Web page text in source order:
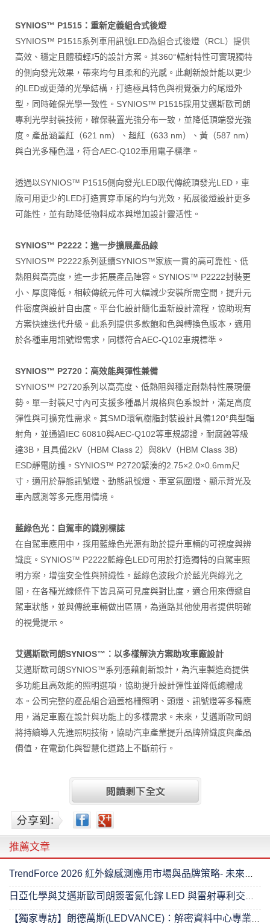
SYNIOS™ P1515：重新定義組合式後燈
SYNIOS™ P1515系列車用訊號LED為組合式後燈（RCL）提供
高效、穩定且體積輕巧的設計方案。其360°輻射特性可實現獨特
的側向發光效果，帶來均勻且柔和的光感。此創新設計能以更少
的LED或更薄的光學結構，打造極具特色與視覺張力的尾燈外
型，同時確保光學一致性。SYNIOS™ P1515採用艾邁斯歐司朗
專利光學封裝技術，確保裝置光強分布一致，並降低頂端發光強
度。產品涵蓋紅（621 nm）、超紅（633 nm）、黃（587 nm）
與白光多種色溫，符合AEC-Q102車用電子標準。
透過以SYNIOS™ P1515側向發光LED取代傳統頂發光LED，車
廠可用更少的LED打造貫穿車尾的均勻光效，拓展後燈設計更多
可能性，並有助降低物料成本與增加設計靈活性。
SYNIOS™ P2222：進一步擴展產品線
SYNIOS™ P2222系列延續SYNIOS™家族一貫的高可靠性、低
熱阻與高亮度，進一步拓展產品陣容。SYNIOS™ P2222封裝更
小、厚度降低，相較傳統元件可大幅減少安裝所需空間，提升元
件密度與設計自由度。平台化設計簡化重新設計流程，協助現有
方案快速迭代升級。此系列提供多款飽和色與轉換色版本，適用
於各種車用訊號燈需求，同樣符合AEC-Q102車規標準。
SYNIOS™ P2720：高效能與彈性兼備
SYNIOS™ P2720系列以高亮度、低熱阻與穩定耐熱特性展現優
勢。單一封裝尺寸內可支援多種晶片規格與色系設計，滿足高度
彈性與可擴充性需求。其SMD環氧樹脂封裝設計具備120°典型輻
射角，並通過IEC 60810與AEC-Q102等車規認證，耐腐蝕等級
達3B，且具備2kV（HBM Class 2）與8kV（HBM Class 3B）
ESD靜電防護。SYNIOS™ P2720緊湊的2.75×2.0×0.6mm尺
寸，適用於靜態訊號燈、動態訊號燈、車室氛圍燈、顯示背光及
車內感測等多元應用情境。
藍綠色光：自駕車的識別標誌
在自駕車應用中，採用藍綠色光源有助於提升車輛的可視度與辨
識度。SYNIOS™ P2222藍綠色LED可用於打造獨特的自駕車照
明方案，增強安全性與辨識性。藍綠色波段介於藍光與綠光之
間，在各種光線條件下皆具高可見度與對比度，適合用來傳遞自
駕車狀態，並與傳統車輛做出區隔，為道路其他使用者提供明確
的視覺提示。
艾邁斯歐司朗SYNIOS™：以多樣解決方案助攻車廠設計
艾邁斯歐司朗SYNIOS™系列憑藉創新設計，為汽車製造商提供
多功能且高效能的照明選項，協助提升設計彈性並降低總體成
本。公司完整的產品組合涵蓋格柵照明、頭燈、訊號燈等多種應
用，滿足車廠在設計與功能上的多樣需求。未來，艾邁斯歐司朗
將持續導入先進照明技術，協助汽車產業提升品牌辨識度與產品
價值，在電動化與智慧化道路上不斷前行。
推薦文章
TrendForce 2026 紅外線感測應用市場與品牌策略- 未來已來
日亞化學與艾邁斯歐司朗簽署氮化鎵 LED 與雷射專利交叉授權協議
【獨家專訪】朗德萬斯(LEDVANCE)：解密資料中心專業照明的進階之路